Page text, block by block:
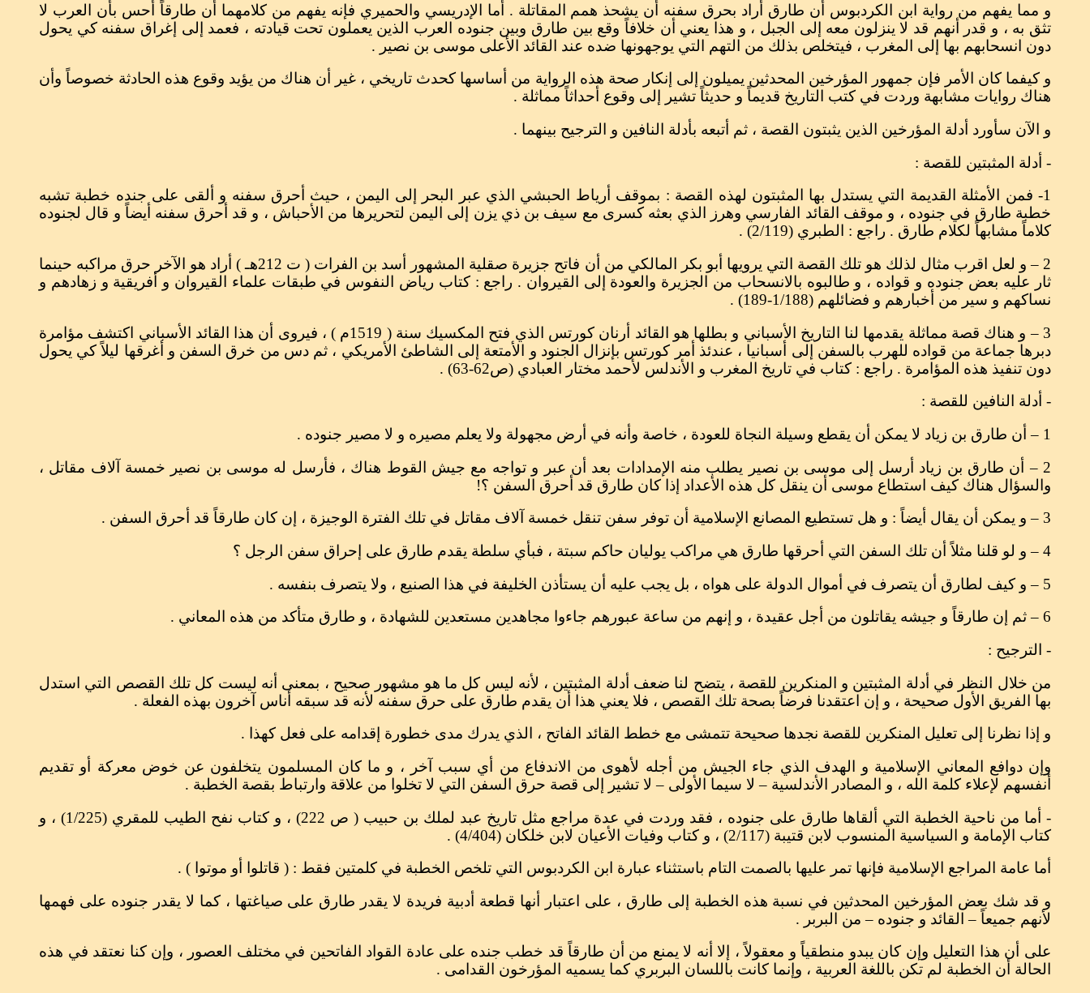
و مما يفهم من رواية ابن الكردبوس أن طارق أراد بحرق سفنه أن يشحذ همم المقاتلة . أما الإدريسي والحميري فإنه يفهم من كلامهما أن طارقاً أحس بأن العرب لا
تثق به ، و قدر أنهم قد لا ينزلون معه إلى الجبل ، و هذا يعني أن خلافاً وقع بين طارق وبين جنوده العرب الذين يعملون تحت قيادته ، فعمد إلى إغراق سفنه كي يحول
دون انسحابهم بها إلى المغرب ، فيتخلص بذلك من التهم التي يوجهونها ضده عند القائد الأعلى موسى بن نصير .
و كيفما كان الأمر فإن جمهور المؤرخين المحدثين يميلون إلى إنكار صحة هذه الرواية من أساسها كحدث تاريخي ، غير أن هناك من يؤيد وقوع هذه الحادثة خصوصاً وأن
هناك روايات مشابهة وردت في كتب التاريخ قديماً و حديثاً تشير إلى وقوع أحداثاً مماثلة .
و الآن سأورد أدلة المؤرخين الذين يثبتون القصة ، ثم أتبعه بأدلة النافين و الترجيح بينهما .
- أدلة المثبتين للقصة :
1- فمن الأمثلة القديمة التي يستدل بها المثبتون لهذه القصة : بموقف أرياط الحبشي الذي عبر البحر إلى اليمن ، حيث أحرق سفنه و ألقى على جنده خطبة تشبه
خطبة طارق في جنوده ، و موقف القائد الفارسي وهرز الذي بعثه كسرى مع سيف بن ذي يزن إلى اليمن لتحريرها من الأحباش ، و قد أحرق سفنه أيضاً و قال لجنوده
كلاماً مشابهاً لكلام طارق . راجع : الطبري (2/119) .
2 – و لعل اقرب مثال لذلك هو تلك القصة التي يرويها أبو بكر المالكي من أن فاتح جزيرة صقلية المشهور أسد بن الفرات ( ت 212هـ ) أراد هو الآخر حرق مراكبه حينما
ثار عليه بعض جنوده و قواده ، و طالبوه بالانسحاب من الجزيرة والعودة إلى القيروان . راجع : كتاب رياض النفوس في طبقات علماء القيروان و أفريقية و زهادهم و
نساكهم و سير من أخبارهم و فضائلهم (1/188-189) .
3 – و هناك قصة مماثلة يقدمها لنا التاريخ الأسباني و بطلها هو القائد أرنان كورتس الذي فتح المكسيك سنة ( 1519م ) ، فيروى أن هذا القائد الأسباني اكتشف مؤامرة
دبرها جماعة من قواده للهرب بالسفن إلى أسبانيا ، عندئذ أمر كورتس بإنزال الجنود و الأمتعة إلى الشاطئ الأمريكي ، ثم دس من خرق السفن و أغرقها ليلاً كي يحول
دون تنفيذ هذه المؤامرة . راجع : كتاب في تاريخ المغرب و الأندلس لأحمد مختار العبادي (ص62-63) .
- أدلة النافين للقصة :
1 – أن طارق بن زياد لا يمكن أن يقطع وسيلة النجاة للعودة ، خاصة وأنه في أرض مجهولة ولا يعلم مصيره و لا مصير جنوده .
2 – أن طارق بن زياد أرسل إلى موسى بن نصير يطلب منه الإمدادات بعد أن عبر و تواجه مع جيش القوط هناك ، فأرسل له موسى بن نصير خمسة آلاف مقاتل ،
والسؤال هناك كيف استطاع موسى أن ينقل كل هذه الأعداد إذا كان طارق قد أحرق السفن ؟!
3 – و يمكن أن يقال أيضاً : و هل تستطيع المصانع الإسلامية أن توفر سفن تنقل خمسة آلاف مقاتل في تلك الفترة الوجيزة ، إن كان طارقاً قد أحرق السفن .
4 – و لو قلنا مثلاً أن تلك السفن التي أحرقها طارق هي مراكب يوليان حاكم سبتة ، فبأي سلطة يقدم طارق على إحراق سفن الرجل ؟
5 – و كيف لطارق أن يتصرف في أموال الدولة على هواه ، بل يجب عليه أن يستأذن الخليفة في هذا الصنيع ، ولا يتصرف بنفسه .
6 – ثم إن طارقاً و جيشه يقاتلون من أجل عقيدة ، و إنهم من ساعة عبورهم جاءوا مجاهدين مستعدين للشهادة ، و طارق متأكد من هذه المعاني .
- الترجيح :
من خلال النظر في أدلة المثبتين و المنكرين للقصة ، يتضح لنا ضعف أدلة المثبتين ، لأنه ليس كل ما هو مشهور صحيح ، بمعنى أنه ليست كل تلك القصص التي استدل
بها الفريق الأول صحيحة ، و إن اعتقدنا فرضاً بصحة تلك القصص ، فلا يعني هذا أن يقدم طارق على حرق سفنه لأنه قد سبقه أناس آخرون بهذه الفعلة .
و إذا نظرنا إلى تعليل المنكرين للقصة نجدها صحيحة تتمشى مع خطط القائد الفاتح ، الذي يدرك مدى خطورة إقدامه على فعل كهذا .
وإن دوافع المعاني الإسلامية و الهدف الذي جاء الجيش من أجله لأهوى من الاندفاع من أي سبب آخر ، و ما كان المسلمون يتخلفون عن خوض معركة أو تقديم
أنفسهم لإعلاء كلمة الله ، و المصادر الأندلسية – لا سيما الأولى – لا تشير إلى قصة حرق السفن التي لا تخلوا من علاقة وارتباط بقصة الخطبة .
- أما من ناحية الخطبة التي ألقاها طارق على جنوده ، فقد وردت في عدة مراجع مثل تاريخ عبد لملك بن حبيب ( ص 222) ، و كتاب نفح الطيب للمقري (1/225) ، و
كتاب الإمامة و السياسية المنسوب لابن قتيبة (2/117) ، و كتاب وفيات الأعيان لابن خلكان (4/404) .
أما عامة المراجع الإسلامية فإنها تمر عليها بالصمت التام باستثناء عبارة ابن الكردبوس التي تلخص الخطبة في كلمتين فقط : ( قاتلوا أو موتوا ) .
و قد شك بعض المؤرخين المحدثين في نسبة هذه الخطبة إلى طارق ، على اعتبار أنها قطعة أدبية فريدة لا يقدر طارق على صياغتها ، كما لا يقدر جنوده على فهمها
لأنهم جميعاً – القائد و جنوده – من البربر .
على أن هذا التعليل وإن كان يبدو منطقياً و معقولاً ، إلا أنه لا يمنع من أن طارقاً قد خطب جنده على عادة القواد الفاتحين في مختلف العصور ، وإن كنا نعتقد في هذه
الحالة أن الخطبة لم تكن باللغة العربية ، وإنما كانت باللسان البربري كما يسميه المؤرخون القدامى .